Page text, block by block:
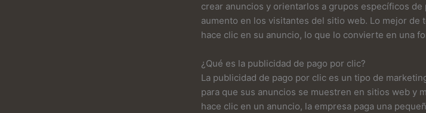
crear anuncios y orientarlos a grupos específicos
aumento en los visitantes del sitio web. Lo mejor de
hace clic en su anuncio, lo que lo convierte en una
¿Qué es la publicidad de pago por clic?
La publicidad de pago por clic es un tipo de
para que sus anuncios se muestren en sitios web y
hace clic en un anuncio, la empresa paga una